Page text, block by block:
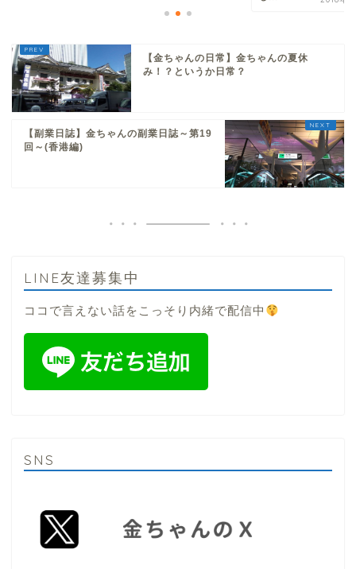
【金ちゃんの日常】金ちゃんの夏休
み！？というか日常？
【副業日誌】金ちゃんの副業日誌～第19
回～(香港編)
LINE友達募集中
ココで言えない話をこっそり内緒で配信中
SNS